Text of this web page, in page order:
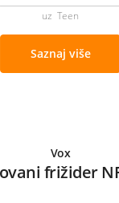
uz Teen
Saznaj više
Vox
frižider